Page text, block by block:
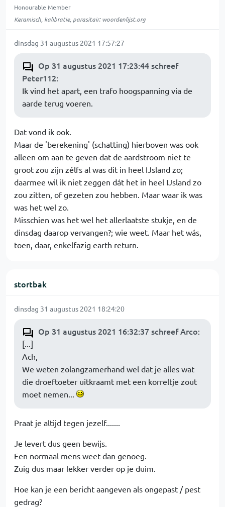
Honourable Member
Keramisch, kalibratie, parasitair: woordenlijst.org
dinsdag 31 augustus 2021 17:57:27
Op 31 augustus 2021 17:23:44 schreef
Peter112:
Ik vind het apart, een trafo hoogspanning via de
aarde terug voeren.
Dat vond ik ook.
Maar de 'berekening' (schatting) hierboven was ook
alleen om aan te geven dat de aardstroom niet te
groot zou zijn zélfs al was dit in heel IJsland zo;
daarmee wil ik niet zeggen dát het in heel IJsland zo
zou zitten, of gezeten zou hebben. Maar waar ik was
was het wel zo.
Misschien was het wel het allerlaatste stukje, en de
dinsdag daarop vervangen?; wie weet. Maar het wás,
toen, daar, enkelfazig earth return.
stortbak
dinsdag 31 augustus 2021 18:24:20
Op 31 augustus 2021 16:32:37 schreef Arco:
[...]
Ach,
We weten zolangzamerhand wel dat je alles wat
die droeftoeter uitkraamt met een korreltje zout
moet nemen...
Praat je altijd tegen jezelf.......
Je levert dus geen bewijs.
Een normaal mens weet dan genoeg.
Zuig dus maar lekker verder op je duim.
Hoe kan je een bericht aangeven als ongepast / pest
gedrag?